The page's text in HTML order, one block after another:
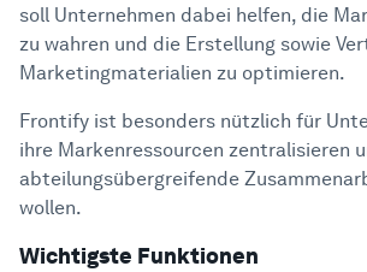
soll Unternehmen dabei helfen, die
zu wahren und die Erstellung sowie
Marketingmaterialien zu optimieren.
Frontify ist besonders nützlich für
ihre Markenressourcen zentralisieren
abteilungsübergreifende
wollen.
Wichtigste Funktionen